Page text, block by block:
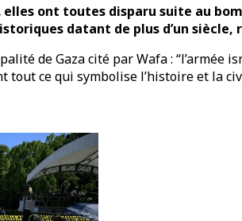
elles ont toutes disparu suite au
datant de plus d’un siècle,
de Gaza cité par Wafa :
tout ce qui symbolise l’histoire et la